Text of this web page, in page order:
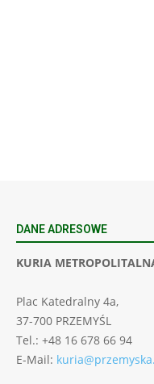
DANE ADRESOWE
KURIA
Plac Katedralny 4a,
37-700 PRZEMYŚL
Tel.: +48 16 678 66 94
E-Mail: